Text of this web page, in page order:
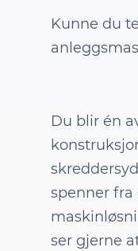
Kunne du
Du blir én
spenner
ser gjerne